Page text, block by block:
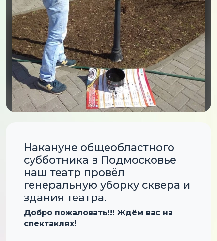
Накануне общеобластного
субботника в Подмосковье
наш театр провёл
генеральную уборку сквера и
здания театра.
Добро пожаловать!!! Ждём вас на
спектаклях!